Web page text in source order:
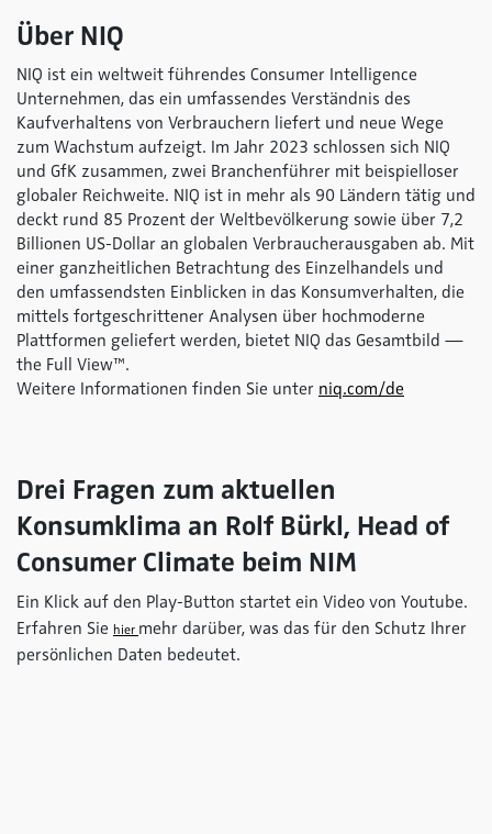
Über NIQ
NIQ ist ein weltweit führendes Consumer Intelligence
Unternehmen, das ein umfassendes Verständnis des
Kaufverhaltens von Verbrauchern liefert und neue Wege
zum Wachstum aufzeigt. Im Jahr 2023 schlossen sich NIQ
und GfK zusammen, zwei Branchenführer mit beispielloser
globaler Reichweite. NIQ ist in mehr als 90 Ländern tätig und
deckt rund 85 Prozent der Weltbevölkerung sowie über 7,2
Billionen US-Dollar an globalen Verbraucherausgaben ab. Mit
einer ganzheitlichen Betrachtung des Einzelhandels und
den umfassendsten Einblicken in das Konsumverhalten, die
mittels fortgeschrittener Analysen über hochmoderne
Plattformen geliefert werden, bietet NIQ das Gesamtbild —
the Full View™.
Weitere Informationen finden Sie unter niq.com/de
Drei Fragen zum aktuellen
Konsumklima an Rolf Bürkl, Head of
Consumer Climate beim NIM
Ein Klick auf den Play-Button startet ein Video von Youtube.
Erfahren Sie hier mehr darüber, was das für den Schutz Ihrer
persönlichen Daten bedeutet.